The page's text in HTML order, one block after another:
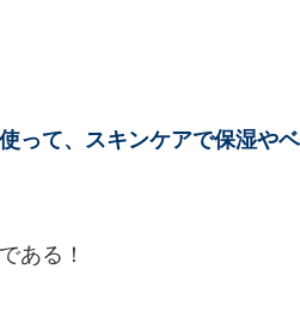
って、スキンケアで保湿や
ある！